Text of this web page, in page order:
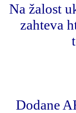
Na žalost
zahteva
Dodane